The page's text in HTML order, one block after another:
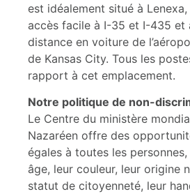
est idéalement situé à Lenexa,
accès facile à I-35 et I-435 et
distance en voiture de
de Kansas City. Tous les
rapport à cet emplacement.
Notre politique de non-
Le Centre du ministère
Nazaréen offre des
égales à toutes les
âge, leur couleur, leur origine
statut de citoyenneté, leur